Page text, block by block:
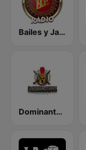
Bailes y Jaripeos Potosinos
Dominante Radio